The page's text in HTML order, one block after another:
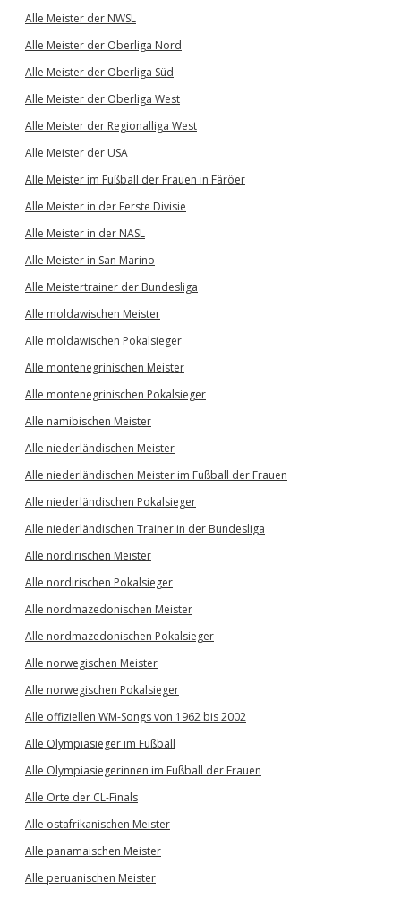
Alle Meister der NWSL
Alle Meister der Oberliga Nord
Alle Meister der Oberliga Süd
Alle Meister der Oberliga West
Alle Meister der Regionalliga West
Alle Meister der USA
Alle Meister im Fußball der Frauen in Färöer
Alle Meister in der Eerste Divisie
Alle Meister in der NASL
Alle Meister in San Marino
Alle Meistertrainer der Bundesliga
Alle moldawischen Meister
Alle moldawischen Pokalsieger
Alle montenegrinischen Meister
Alle montenegrinischen Pokalsieger
Alle namibischen Meister
Alle niederländischen Meister
Alle niederländischen Meister im Fußball der Frauen
Alle niederländischen Pokalsieger
Alle niederländischen Trainer in der Bundesliga
Alle nordirischen Meister
Alle nordirischen Pokalsieger
Alle nordmazedonischen Meister
Alle nordmazedonischen Pokalsieger
Alle norwegischen Meister
Alle norwegischen Pokalsieger
Alle offiziellen WM-Songs von 1962 bis 2002
Alle Olympiasieger im Fußball
Alle Olympiasiegerinnen im Fußball der Frauen
Alle Orte der CL-Finals
Alle ostafrikanischen Meister
Alle panamaischen Meister
Alle peruanischen Meister